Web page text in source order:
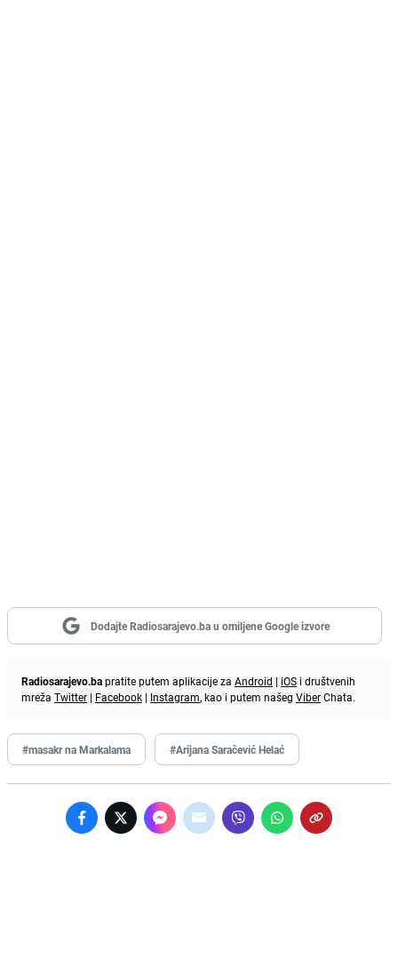
Dodajte Radiosarajevo.ba u omiljene Google izvore
Radiosarajevo.bapratite putem aplikacije za Android | iOS i društvenih
mreža Twitter | Facebook | Instagram, kao i putem našeg ViberChata.
#masakr na Markalama #Arijana Saračević Helać